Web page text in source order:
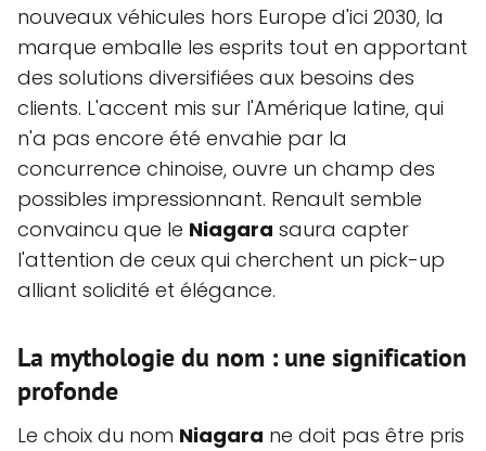
nouveaux véhicules hors Europe d'ici 2030, la
marque emballe les esprits tout en apportant
des solutions diversifiées aux besoins des
clients. L'accent mis sur l'Amérique latine, qui
n'a pas encore été envahie par la
concurrence chinoise, ouvre un champ des
possibles impressionnant. Renault semble
convaincu que le Niagara saura capter
l'attention de ceux qui cherchent un pick-up
alliant solidité et élégance.
La mythologie du nom : une signification
profonde
Le choix du nom Niagara ne doit pas être pris